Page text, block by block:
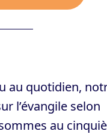
au quotidien,
l’évangile selon
au